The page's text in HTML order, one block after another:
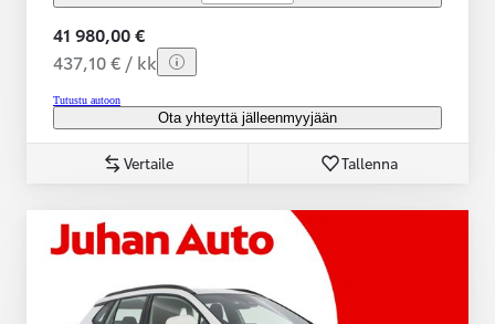
41 980,00 €
437,10 € / kk
Tutustu autoon
Ota yhteyttä jälleenmyyjään
Vertaile Tallenna